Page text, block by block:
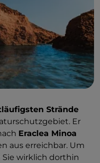
Strände
Er
Eraclea Minoa
aus erreichbar. Um
wirklich dorthin